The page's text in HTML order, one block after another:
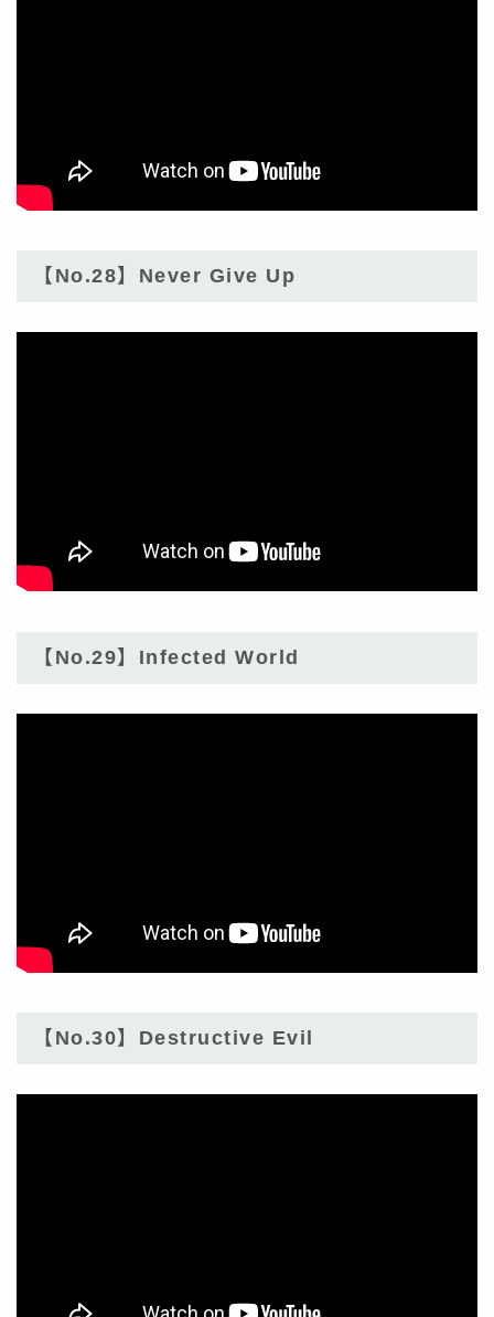
【No.28】Never Give Up
【No.29】Infected World
【No.30】Destructive Evil